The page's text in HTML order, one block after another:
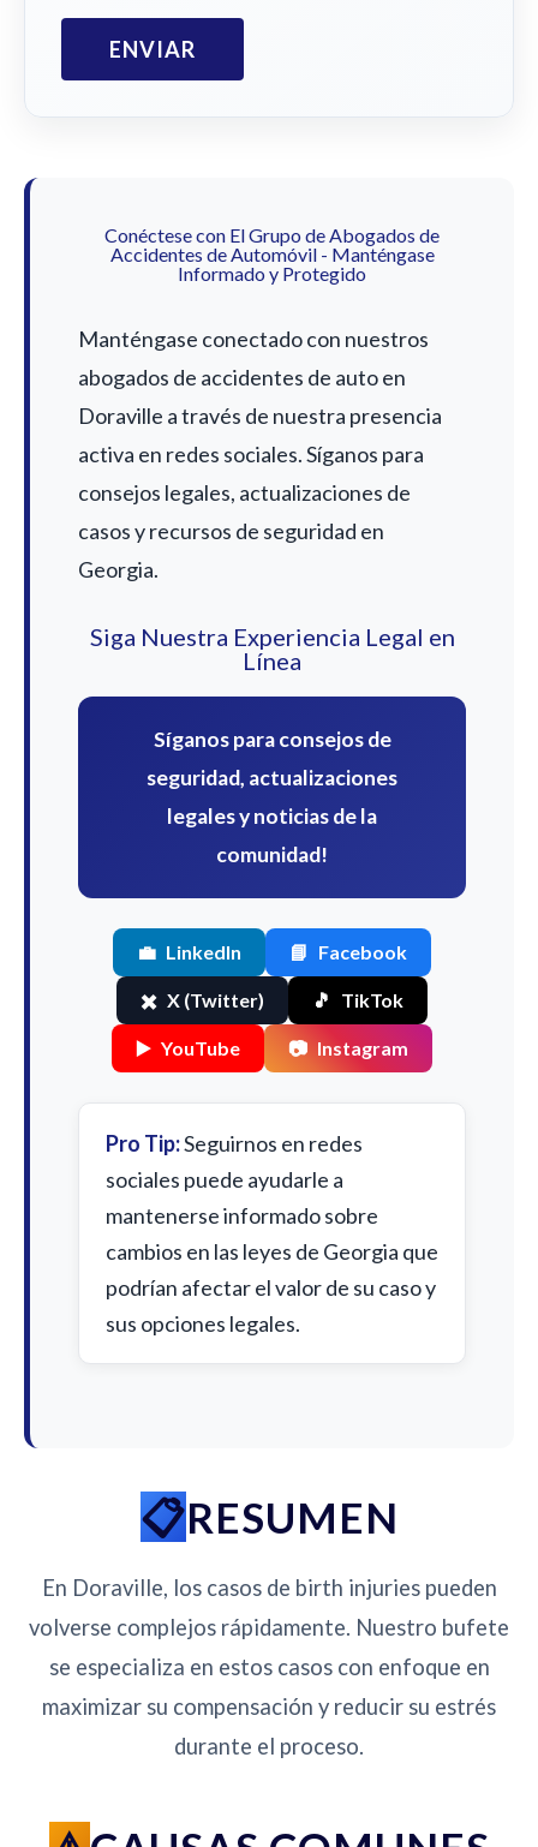
Conéctese con El Grupo de Abogados de
Accidentes de Automóvil - Manténgase
Informado y Protegido
Manténgase conectado con nuestros
abogados de accidentes de auto en
Doraville a través de nuestra presencia
activa en redes sociales. Síganos para
consejos legales, actualizaciones de
casos y recursos de seguridad en
Georgia.
Siga Nuestra Experiencia Legal en
Línea
Síganos para consejos de
seguridad, actualizaciones
legales y noticias de la
comunidad!
💼 LinkedIn 📘 Facebook
✖️ X (Twitter) 🎵 TikTok
▶️ YouTube 📷 Instagram
Pro Tip:Seguirnos en redes
sociales puede ayudarle a
mantenerse informado sobre
cambios en las leyes de Georgia que
podrían afectar el valor de su caso y
sus opciones legales.
RESUMEN
En Doraville, los casos de birth injuries pueden
volverse complejos rápidamente. Nuestro bufete
se especializa en estos casos con enfoque en
maximizar su compensación y reducir su estrés
durante el proceso.